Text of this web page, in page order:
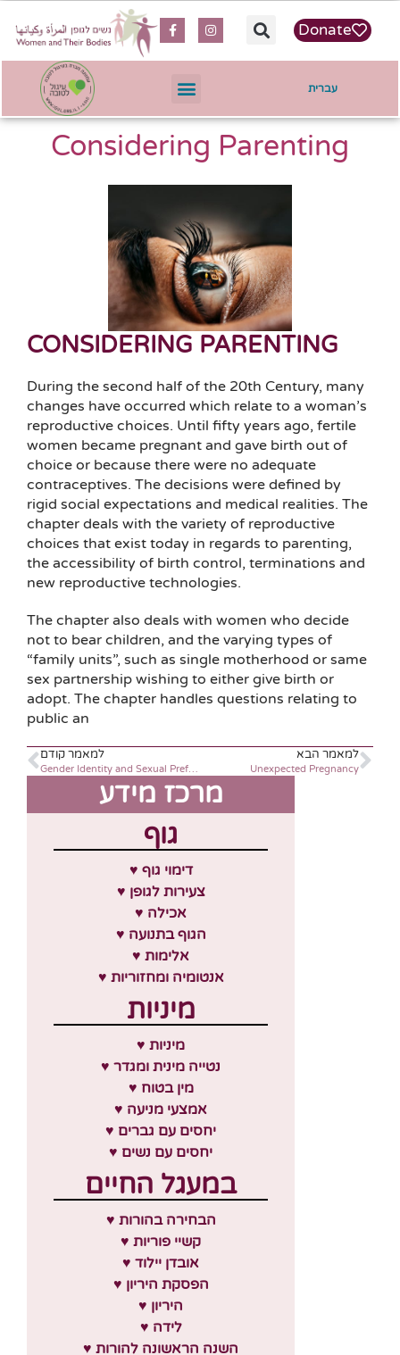
Donate
עברית
Considering Parenting
CONSIDERING PARENTING
During the second half of the 20th Century, many
changes have occurred which relate to a woman’s
reproductive choices. Until fifty years ago, fertile
women became pregnant and gave birth out of
choice or because there were no adequate
contraceptives. The decisions were defined by
rigid social expectations and medical realities. The
chapter deals with the variety of reproductive
choices that exist today in regards to parenting,
the accessibility of birth control, terminations and
new reproductive technologies.
The chapter also deals with women who decide
not to bear children, and the varying types of
“family units”, such as single motherhood or same
sex partnership wishing to either give birth or
adopt. The chapter handles questions relating to
public an
למאמר קודם
Gender Identity and Sexual Preference
למאמר הבא
Unexpected Pregnancy
מרכז מידע
גוף
♥ דימוי גוף
♥ צעירות לגופן
♥ אכילה
♥ הגוף בתנועה
♥ אלימות
♥ אנטומיה ומחזוריות
מיניות
♥ מיניות
♥ נטייה מינית ומגדר
♥ מין בטוח
♥ אמצעי מניעה
♥ יחסים עם גברים
♥ יחסים עם נשים
במעגל החיים
♥ הבחירה בהורות
♥ קשיי פוריות
♥ אובדן יילוד
♥ הפסקת היריון
♥ היריון
♥ לידה
♥ השנה הראשונה להורות